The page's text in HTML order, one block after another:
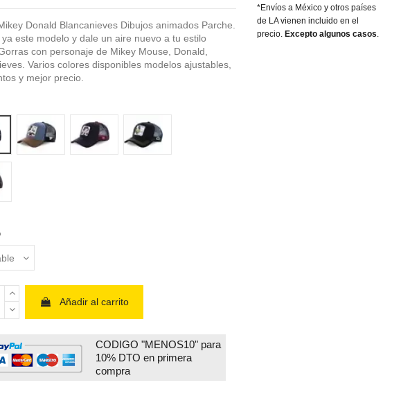
Donald Blancanieves Dibujos animados Parche.
este modelo y dale un aire nuevo a tu estilo
con personaje de Mikey Mouse, Donald,
Varios colores disponibles modelos ajustables,
y mejor precio.
Donald DuckBlue mouseBlanche neigeBlack Duck
mouse
Añadir al carrito
CODIGO "MENOS10" para
10% DTO en primera
compra
*Envíos a México y otros países
de LA vienen incluido en el
precio.Excepto algunos casos